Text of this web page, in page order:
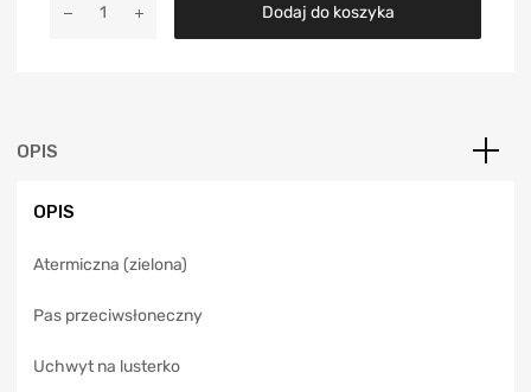
Dodaj do koszyka
a
OPIS
OPIS
Atermiczna (zielona)
Pas przeciwsłoneczny
Uchwyt na lusterko